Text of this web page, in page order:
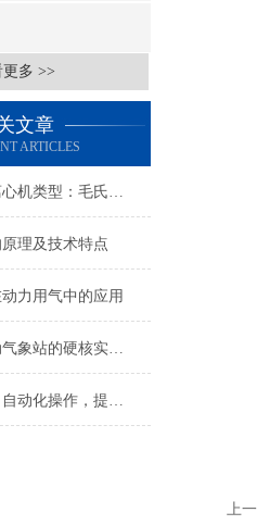
多 >>
文章
ARTICLES
北信科仪推荐离心机类型：毛氏离心机、离心机干、乳品杂质离心机等
理及技术特点
力用气中的应用
全域赋能：自动气象站的硬核实力与智能内核
全自动微水仪：自动化操作，提高检测效率
上